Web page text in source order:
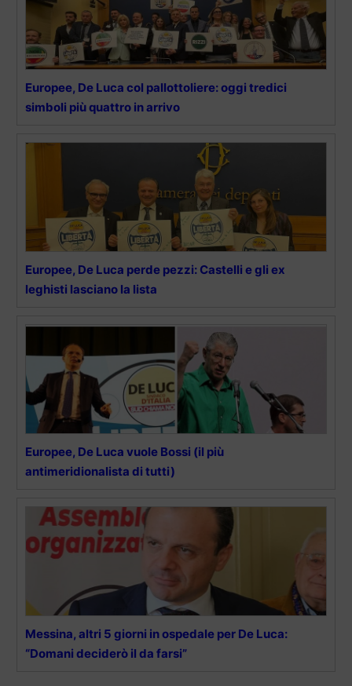
Europee, De Luca col pallottoliere: oggi tredici
simboli più quattro in arrivo
Europee, De Luca perde pezzi: Castelli e gli ex
leghisti lasciano la lista
Europee, De Luca vuole Bossi (il più
antimeridionalista di tutti)
Messina, altri 5 giorni in ospedale per De Luca:
“Domani deciderò il da farsi”